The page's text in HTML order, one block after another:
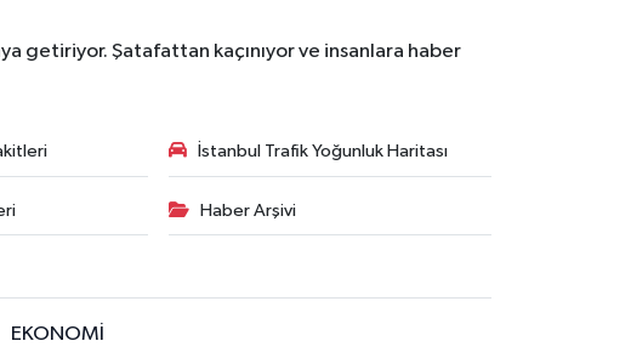
getiriyor. Şatafattan kaçınıyor ve insanlara haber
İstanbul Trafik Yoğunluk Haritası
Haber Arşivi
EKONOMİ